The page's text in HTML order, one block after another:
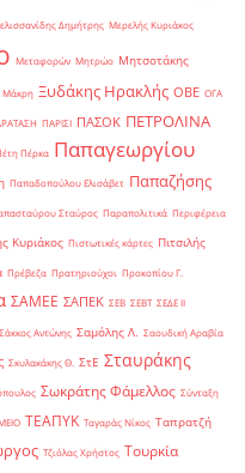
Δημήτρης Μερελής Κυριάκος
Μεταφορών Μητρώο Μητσοτάκης
Μάκρη Ξυδάκης Ηρακλής ΟΒΕ ΟΓΑ
ΠΑΡΙΣΙ ΠΑΣΟΚ ΠΕΤΡΟΛΙΝΑ
Πέρκα Παπαγεωργίου
Παπαδοπούλου Ελισάβετ Παπαζήσης
Σταύρος Παραπολιτικά Περιφέρεια
Κυριάκος Πιστωτικές κάρτες Πιτσιλής
Πρέβεζα Πρατηριούχοι Προκοπίου Γ.
ΣΑΜΕΕ ΣΑΠΕΚ ΣΕΒ ΣΕΒΤ ΣΕΔΕ ΙΙ
Σάκκος Αντώνης Σαμόλης Λ. Σαουδική Αραβία
Σκυλακάκης Θ. ΣτΕ Σταυράκης
Σωκράτης Φάμελλος Σύνταξη
ΤΕΑΠΥΚ Ταγαράς Νίκος Ταπρατζή
Τζιόλας Χρήστος Τουρκία